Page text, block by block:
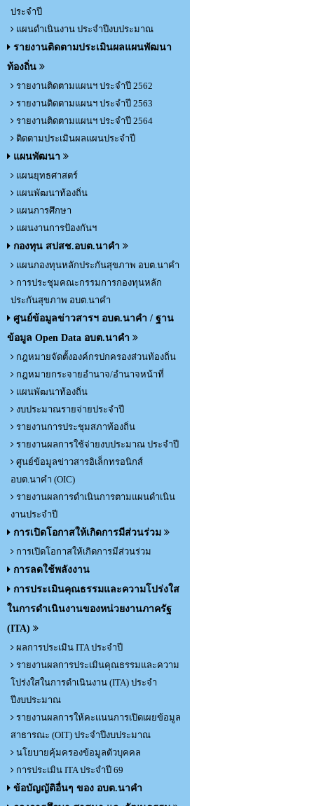
ประจำปี
แผนดำเนินงาน ประจำปีงบประมาณ
รายงานติดตามประเมินผลแผนพัฒนา
ท้องถิ่น
รายงานติดตามแผนฯ ประจำปี 2562
รายงานติดตามแผนฯ ประจำปี 2563
รายงานติดตามแผนฯ ประจำปี 2564
ติดตามประเมินผลแผนประจำปี
แผนพัฒนา
แผนยุทธศาสตร์
แผนพัฒนาท้องถิ่น
แผนการศึกษา
แผนงานการป้องกันฯ
กองทุน สปสช.อบต.นาคำ
แผนกองทุนหลักประกันสุขภาพ อบต.นาคำ
การประชุมคณะกรรมการกองทุนหลัก
ประกันสุขภาพ อบต.นาคำ
ศูนย์ข้อมูลข่าวสารฯ อบต.นาคำ / ฐาน
ข้อมูล Open Data อบต.นาคำ
กฎหมายจัดตั้งองค์กรปกครองส่วนท้องถิ่น
กฎหมายกระจายอำนาจ/อำนาจหน้าที่
แผนพัฒนาท้องถิ่น
งบประมาณรายจ่ายประจำปี
รายงานการประชุมสภาท้องถิ่น
รายงานผลการใช้จ่ายงบประมาณ ประจำปี
ศูนย์ข้อมูลข่าวสารอิเล็กทรอนิกส์
อบต.นาคำ (OIC)
รายงานผลการดำเนินการตามแผนดำเนิน
งานประจำปี
การเปิดโอกาสให้เกิดการมีส่วนร่วม
การเปิดโอกาสให้เกิดการมีส่วนร่วม
การลดใช้พลังงาน
การประเมินคุณธรรมและความโปร่งใส
ในการดำเนินงานของหน่วยงานภาครัฐ
(ITA)
ผลการประเมิน ITA ประจำปี
รายงานผลการประเมินคุณธรรมและความ
โปร่งใสในการดำเนินงาน (ITA) ประจำ
ปีงบประมาณ
รายงานผลการให้คะแนนการเปิดเผยข้อมูล
สาธารณะ (OIT) ประจำปีงบประมาณ
นโยบายคุ้มครองข้อมูลตัวบุคคล
การประเมิน ITA ประจำปี 69
ข้อบัญญัติอื่นๆ ของ อบต.นาคำ